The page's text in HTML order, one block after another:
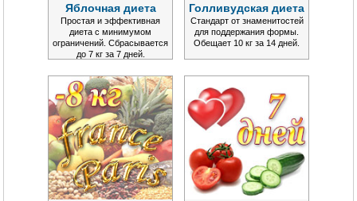
Яблочная диета
Простая и эффективная
диета с минимумом
ограничений. Сбрасывается
до 7 кг за 7 дней.
Голливудская диета
Стандарт от знаменитостей
для поддержания формы.
Обещает 10 кг за 14 дней.